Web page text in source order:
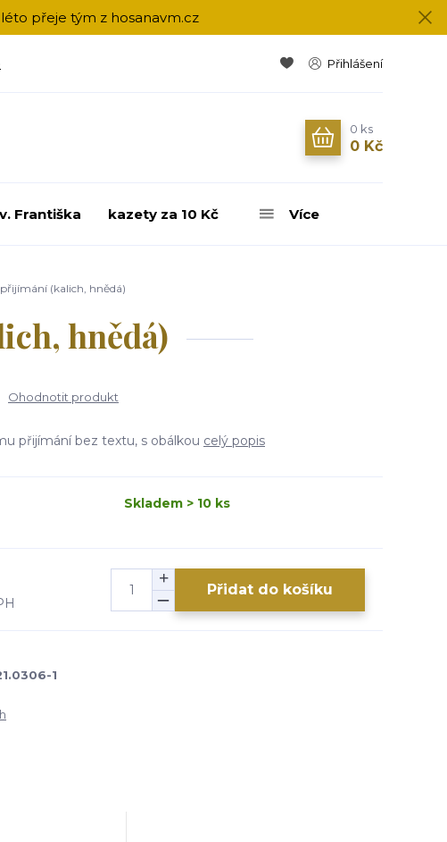
přeje tým z hosanavm.cz
Přihlášení
0 ks
0 Kč
Františka kazety za 10 Kč Více
(kalich, hnědá)
hnědá)
Ohodnotit produkt
přijímání bez textu, s obálkou celý popis
Skladem > 10 ks
Přidat do košíku
1